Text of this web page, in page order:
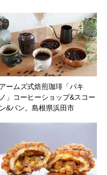
アームズ式焙煎珈琲「パキ
ノ」コーヒーショップ&スコー
ン&パン。島根県浜田市